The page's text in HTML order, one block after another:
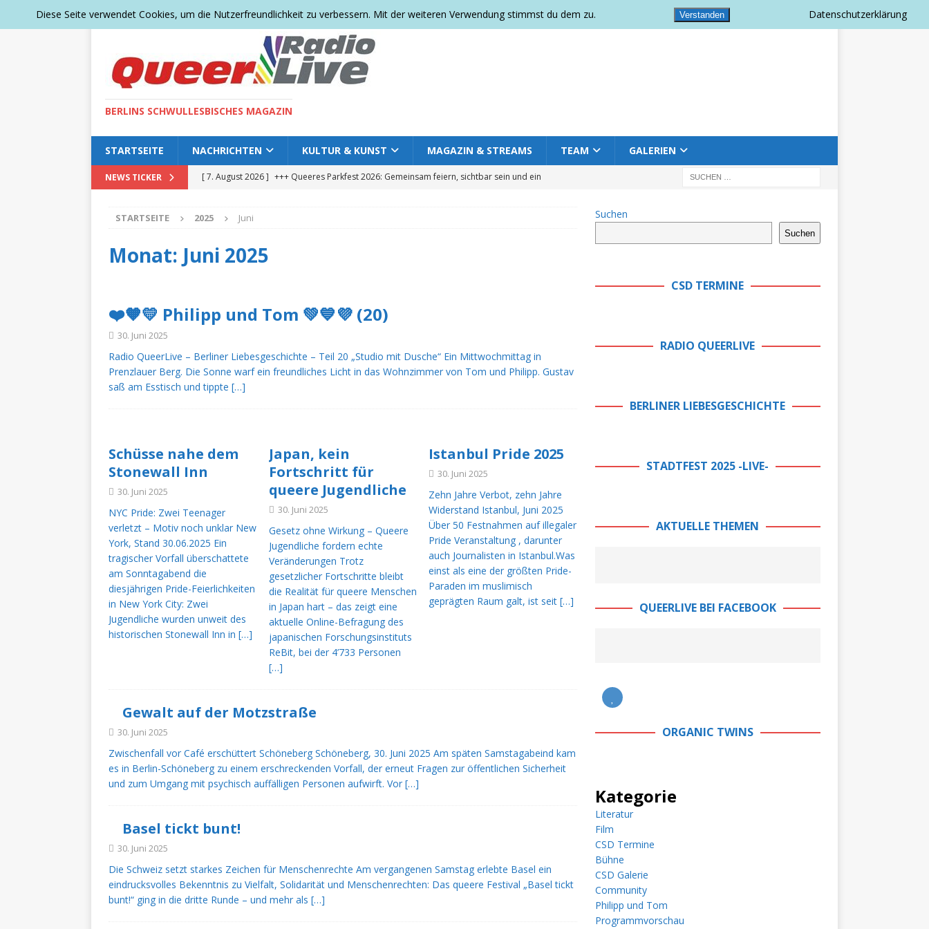
BERLINS SCHWULLESBISCHES MAGAZIN
STARTSEITE NACHRICHTEN KULTUR & KUNST MAGAZIN & STREAMS TEAM GALERIEN
NEWS TICKER [ 7. August 2026 ] +++ Queeres Parkfest 2026: Gemeinsam feiern, sichtbar sein und ein
[ 5. August 2026 ]
neuer Baum für den Tiergarten +++
[ 4. August 2026 ]
+++ Hamburger Europa Passage räumt Fehler ein – ein wichtiges Signal,
[ 4. August 2026 ]
+++ Madonna & Kylie Minogue sorgen beim WorldPride für einen
unvergesslichen Gänsehaut-Moment +++
DEUTSCHLAND
+++ Schwedt setzt ein Zeichen der Solidarität +++ Die Mahnwache
[ 3. August 2026 ] +++ Russlands Krieg gegen die Wahrheit +++
NACHRICHTEN EUROPA
[ 3. August 2026 ] +++ CSD-Wochenende: Deutschland zeigt wieder Flagge +++
CSD
TERMINE
[ 3. August 2026 ]
+++ Razzia in Gay Bar in Ankara +++
NACHRICHTEN INTERNATIONAL
[ 27. Mai 2025 ]
Willkommen bei QueerLive STARTSEITE
STARTSEITE 2025 Juni
Monat: Juni 2025
❤️🧡💛 Philipp und Tom 💚💙💜 (20)
30. Juni 2025
Radio QueerLive – Berliner Liebesgeschichte – Teil 20 „Studio mit Dusche“ Ein Mittwochmittag in
Prenzlauer Berg. Die Sonne warf ein freundliches Licht in das Wohnzimmer von Tom und Philipp. Gustav
saß am Esstisch und tippte […]
Schüsse nahe dem
Stonewall Inn
30. Juni 2025
NYC Pride: Zwei Teenager
verletzt – Motiv noch unklar New
York, Stand 30.06.2025 Ein
tragischer Vorfall überschattete
am Sonntagabend die
diesjährigen Pride-Feierlichkeiten
in New York City: Zwei
Jugendliche wurden unweit des
historischen Stonewall Inn in […]
Japan, kein
Fortschritt für
queere Jugendliche
30. Juni 2025
Gesetz ohne Wirkung – Queere
Jugendliche fordern echte
Veränderungen Trotz
gesetzlicher Fortschritte bleibt
die Realität für queere Menschen
in Japan hart – das zeigt eine
aktuelle Online-Befragung des
japanischen Forschungsinstituts
ReBit, bei der 4’733 Personen
[…]
Istanbul Pride 2025
30. Juni 2025
Zehn Jahre Verbot, zehn Jahre
Widerstand Istanbul, Juni 2025
Über 50 Festnahmen auf illegaler
Pride Veranstaltung , darunter
auch Journalisten in Istanbul.Was
einst als eine der größten Pride-
Paraden im muslimisch
geprägten Raum galt, ist seit[…]
Gewalt auf der Motzstraße
30. Juni 2025
Zwischenfall vor Café erschüttert Schöneberg Schöneberg, 30. Juni 2025 Am späten Samstagabeind kam
es in Berlin-Schöneberg zu einem erschreckenden Vorfall, der erneut Fragen zur öffentlichen Sicherheit
und zum Umgang mit psychisch auffälligen Personen aufwirft. Vor […]
Basel tickt bunt!
30. Juni 2025
Die Schweiz setzt starkes Zeichen für Menschenrechte Am vergangenen Samstag erlebte Basel ein
eindrucksvolles Bekenntnis zu Vielfalt, Solidarität und Menschenrechten: Das queere Festival „Basel tickt
bunt!“ ging in die dritte Runde – und mehr als […]
Suchen
Suchen
CSD TERMINE
RADIO QUEERLIVE
BERLINER LIEBESGESCHICHTE
STADTFEST 2025 -LIVE-
AKTUELLE THEMEN
QUEERLIVE BEI FACEBOOK
ORGANIC TWINS
Kategorie
Literatur
Film
CSD Termine
Bühne
CSD Galerie
Community
Philipp und Tom
Programmvorschau
Diese Seite verwendet Cookies, um die Nutzerfreundlichkeit zu verbessern. Mit der weiteren Verwendung stimmst du dem zu. Verstanden Datenschutzerklärung